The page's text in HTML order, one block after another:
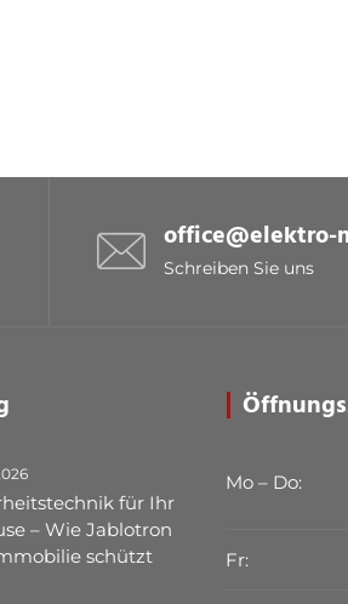
office@elektro-
Schreiben Sie uns
für Ihr
– Wie Jablotron
schützt
Mo – Do:
Fr: